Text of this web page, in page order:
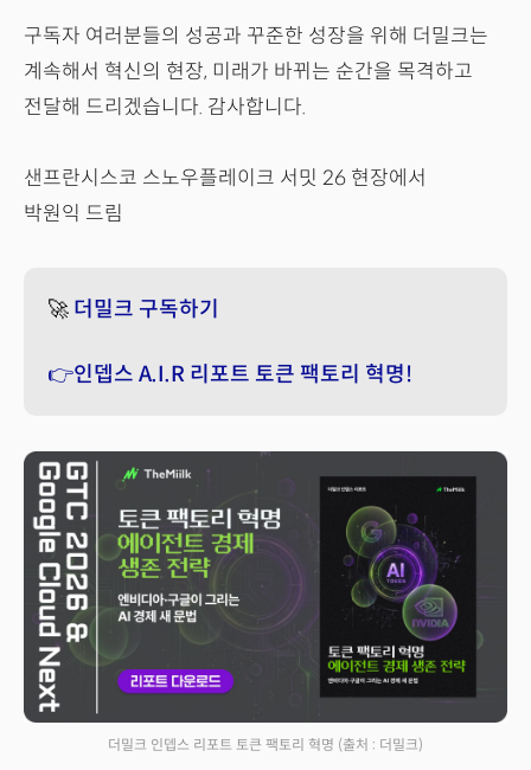
구독자 여러분들의 성공과 꾸준한 성장을 위해 더밀크는
계속해서 혁신의 현장, 미래가 바뀌는 순간을 목격하고
전달해 드리겠습니다. 감사합니다.
샌프란시스코 스노우플레이크 서밋 26 현장에서
박원익 드림
🚀 더밀크 구독하기
👉인뎁스 A.I.R 리포트 토큰 팩토리 혁명!
더밀크 인뎁스 리포트 토큰 팩토리 혁명 (출처 : 더밀크)